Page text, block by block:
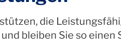
die
bleiben Sie so einen